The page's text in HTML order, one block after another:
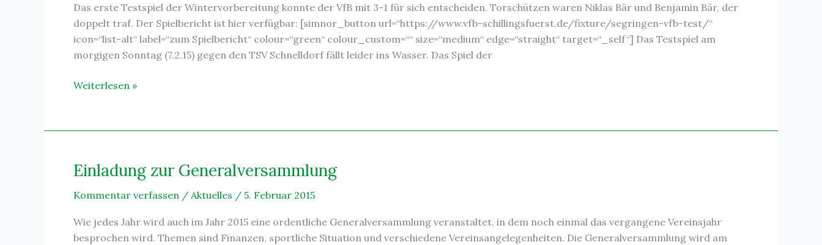
Das erste Testspiel der Wintervorbereitung konnte der VfB mit 3-1 für sich entscheiden. Torschützen waren Niklas Bär und Benjamin Bär, der
doppelt traf. Der Spielbericht ist hier verfügbar: [simnor_button url=“https://www.vfb-schillingsfuerst.de/fixture/segringen-vfb-test/“
icon=“list-alt“ label=“zum Spielbericht“ colour=“green“ colour_custom=““ size=“medium“ edge=“straight“ target=“_self“] Das Testspiel am
morgigen Sonntag (7.2.15) gegen den TSV Schnelldorf fällt leider ins Wasser. Das Spiel der
Sieg
Testspiel
Freundschaftsspiel
gegen
Schnelldorf
aus
Weiterlesen »
Einladung zur Generalversammlung
Kommentar verfassen / Aktuelles / 5. Februar 2015
Wie jedes Jahr wird auch im Jahr 2015 eine ordentliche Generalversammlung veranstaltet, in dem noch einmal das vergangene Vereinsjahr
besprochen wird. Themen sind Finanzen, sportliche Situation und verschiedene Vereinsangelegenheiten. Die Generalversammlung wird am